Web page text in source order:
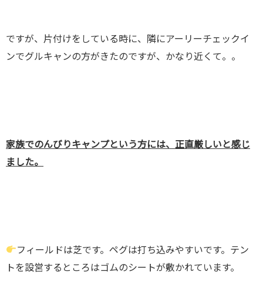
ですが、片付けをしている時に、隣にアーリーチェックイ
ンでグルキャンの方がきたのですが、かなり近くて。。
家族でのんびりキャンプという方には、正直厳しいと感じ
ました。
フィールドは芝です。ペグは打ち込みやすいです。テン
トを設営するところはゴムのシートが敷かれています。